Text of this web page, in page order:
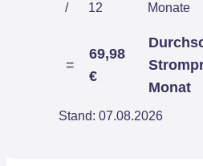
/ 12 Monate
=
69,98
€
Monat
Stand: 07.08.2026